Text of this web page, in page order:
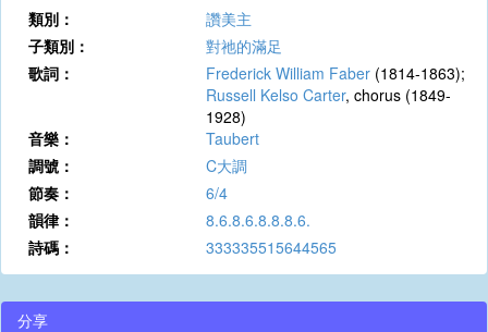
類別：
讚美主
子類別：
對祂的滿足
歌詞：
Frederick William Faber (1814-1863);
Russell Kelso Carter, chorus (1849-
1928)
音樂：
Taubert
調號：
C大調
節奏：
6/4
韻律：
8.6.8.6.8.8.8.6.
詩碼：
333335515644565
分享